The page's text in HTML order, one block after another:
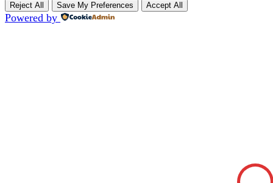
Reject All Save My Preferences Accept All
Powered by